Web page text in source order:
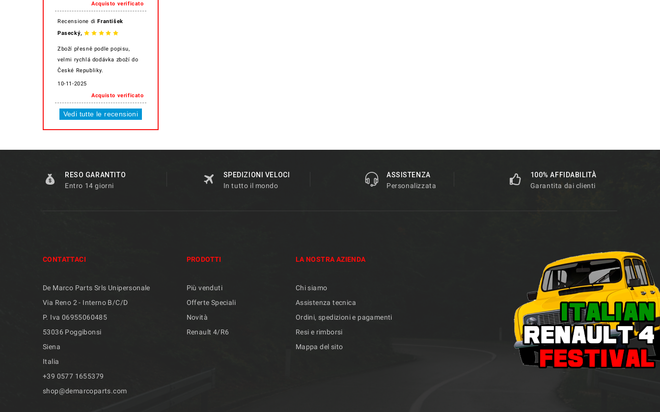
Acquisto verificato
Recensione diFrantišek
Pasecký,
Zboží přesně podle popisu,
velmi rychlá dodávka zboží do
České Republiky.
10-11-2025
Acquisto verificato
Vedi tutte le recensioni
RESO GARANTITO
Entro 14 giorni
SPEDIZIONI VELOCI
In tutto il mondo
ASSISTENZA
Personalizzata
100% AFFIDABILITÀ
Garantita dai clienti
CONTATTACI
De Marco Parts Srls Unipersonale
Via Reno 2 - Interno B/C/D
P. Iva 06955060485
53036 Poggibonsi
Siena
Italia
+39 ​​0577 1655379
shop@demarcoparts.com
PRODOTTI
Più venduti
Offerte Speciali
Novità
Renault 4/R6
LA NOSTRA AZIENDA
Chi siamo
Assistenza tecnica
Ordini, spedizioni e pagamenti
Resi e rimborsi
Mappa del sito